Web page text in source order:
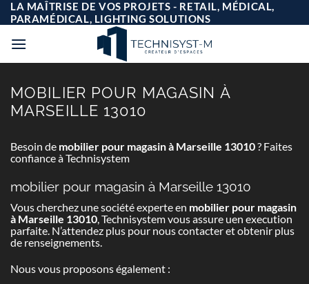
Passer
au
contenu
LA MAÎTRISE DE VOS PROJETS - RETAIL, MÉDICAL,
PARAMÉDICAL, LIGHTING SOLUTIONS
MOBILIER POUR MAGASIN À
MARSEILLE 13010
Besoin de mobilier pour magasin à Marseille 13010? Faites
confiance à Technisystem
mobilier pour magasin à Marseille 13010
Vous cherchez une société experte en mobilier pour magasin
à Marseille 13010, Technisystem vous assure uen execution
parfaite. N’attendez plus pour nous contacter et obtenir plus
de renseignements.
Nous vous proposons également :